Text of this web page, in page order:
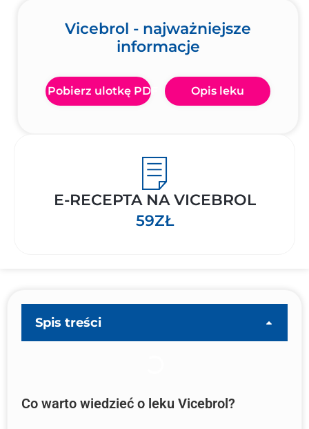
Vicebrol - najważniejsze
informacje
Pobierz ulotkę PDF Opis leku
E-RECEPTA NA VICEBROL
59ZŁ
Spis treści
Co warto wiedzieć o leku Vicebrol?